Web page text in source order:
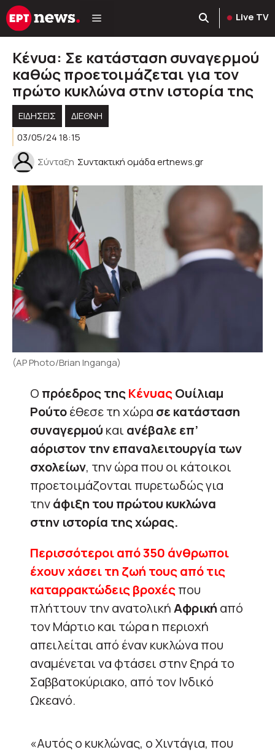
Μετάβαση
σε
Live TV
Κένυα: Σε κατάσταση συναγερμού
καθώς προετοιμάζεται για τον
πρώτο κυκλώνα στην ιστορία της
ΕΙΔΗΣΕΙΣ
ΔΙΕΘΝΗ
03/05/24 18:15
Σύνταξη Συντακτική ομάδα ertnews.gr
(AP Photo/Brian Inganga)
Ο πρόεδρος τηςΚένυαςΟυίλιαμ
Ρούτοέθεσε τη χώρα σε κατάσταση
συναγερμού και ανέβαλε επ’
αόριστον την επαναλειτουργία των
σχολείων, την ώρα που οι κάτοικοι
προετοιμάζονται πυρετωδώς για
τηνάφιξη του πρώτου κυκλώνα
στην ιστορία της χώρας.
Περισσότεροι από 350 άνθρωποι
έχουν χάσει τη ζωή τους από τις
καταρρακτώδεις βροχέςπου
πλήττουν την ανατολικήΑφρική από
τον Μάρτιο και τώρα η περιοχή
απειλείται από έναν κυκλώνα που
αναμένεται να φτάσει στην ξηρά το
Σαββατοκύριακο, από τον Ινδικό
Ωκεανό.
«Αυτός ο κυκλώνας, ο Χιντάγια, που